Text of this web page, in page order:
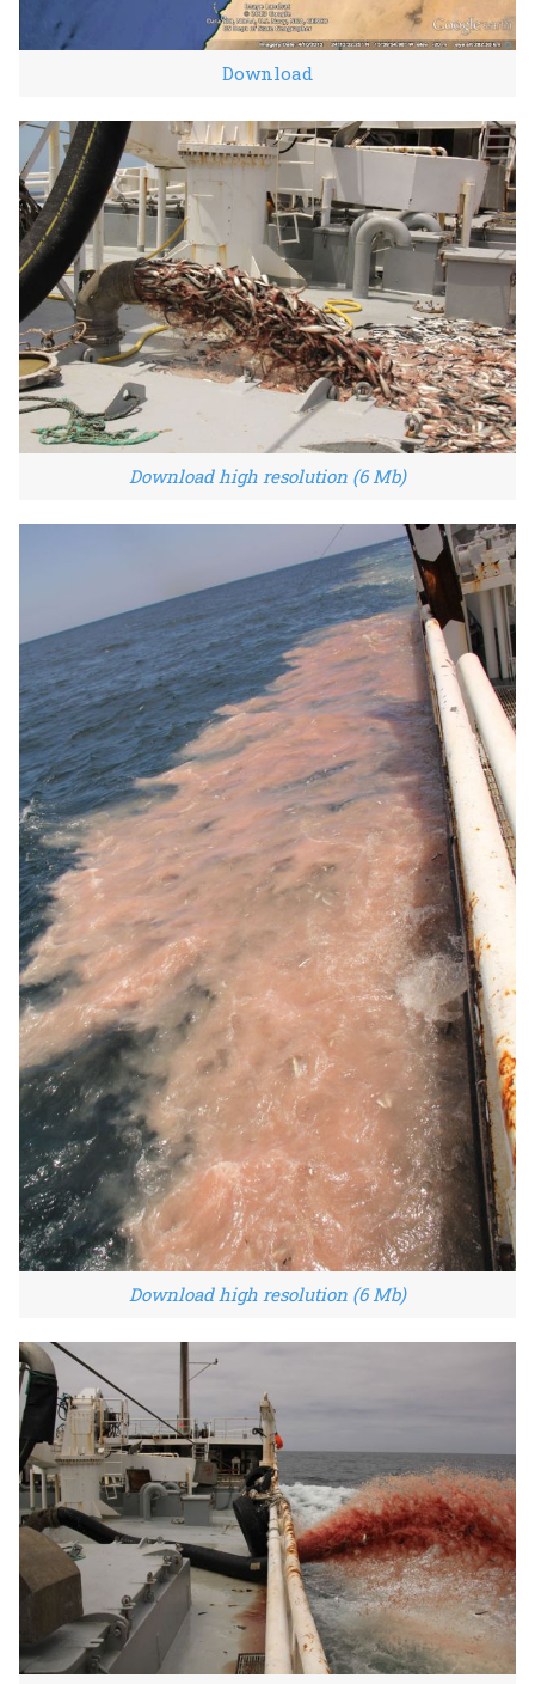
Download
Download high resolution (6 Mb)
Download high resolution (6 Mb)